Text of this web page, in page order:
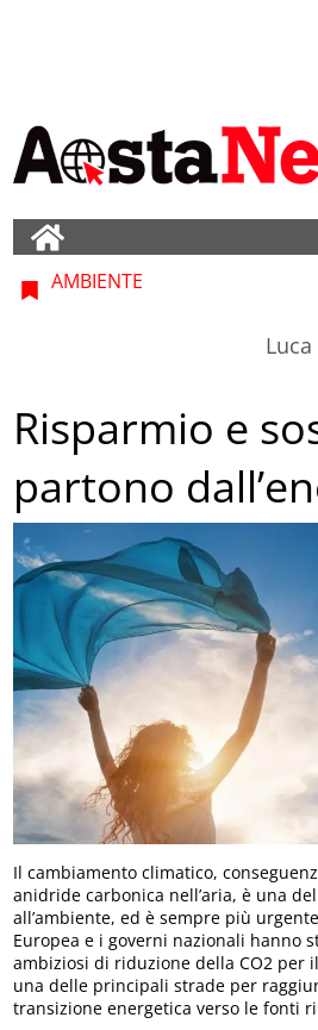
AMBIENTE
Risparmio e
partono
Il cambiamento climatico,
anidride carbonica nell’aria, è una
all’ambiente, ed è sempre più
Europea e i governi nazionali hanno
ambiziosi di riduzione della CO2 per
una delle principali strade per
transizione energetica verso le fonti